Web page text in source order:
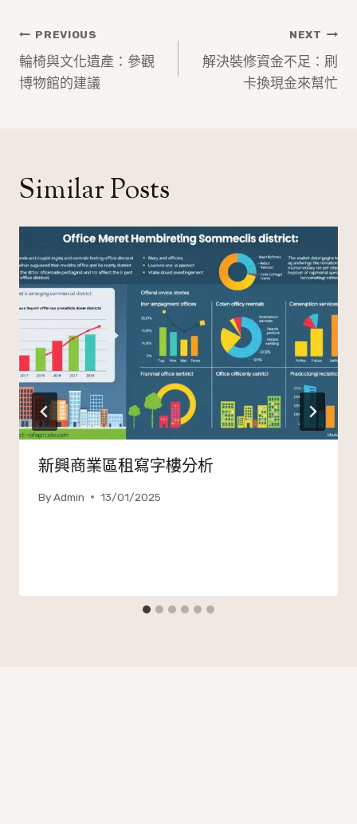
文
章
導
PREVIOUS
輪椅與文化遺產：參觀
博物館的建議
NEXT
解決裝修資金不足：刷
卡換現金來幫忙
Similar Posts
新興商業區租寫字樓分析
ByAdmin 13/01/2025